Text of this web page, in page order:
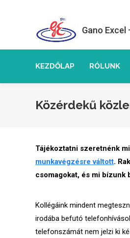
Gano
KEZDŐLAP RÓLUNK
Közérdekű
Tájékoztatni szeretnénk
munkavégzésre váltott.
csomagokat, és mi bízunk
Kollégáink mindent
irodába befutó
telefonszámát nem jelzi ki